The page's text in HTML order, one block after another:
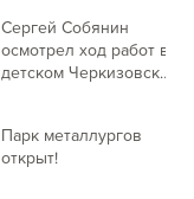
Сергей Собянин
осмотрел ход работ в
детском Черкизовском
Парк металлургов
открыт!